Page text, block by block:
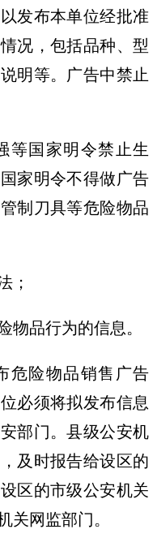
发布本单位经批准
况，包括品种、型
明等。广告中禁止
国家明令禁止生
家明令不得做广告
制刀具等危险物品
；
品行为的信息。
险物品销售广告
必须将拟发布信息
部门。县级公安机
及时报告给设区的
区的市级公安机关
关网监部门。